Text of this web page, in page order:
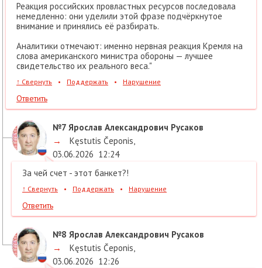
Реакция российских провластных ресурсов последовала
немедленно: они уделили этой фразе подчёркнутое
внимание и принялись её разбирать.
Аналитики отмечают: именно нервная реакция Кремля на
слова американского министра обороны — лучшее
свидетельство их реального веса."
↑ Свернуть • Поддержать • Нарушение
Ответить
№7 Ярослав Александрович Русаков
→
Kęstutis Čeponis,
03.06.2026 12:24
За чей счет - этот банкет?!
↑ Свернуть • Поддержать • Нарушение
Ответить
№8 Ярослав Александрович Русаков
→
Kęstutis Čeponis,
03.06.2026 12:26